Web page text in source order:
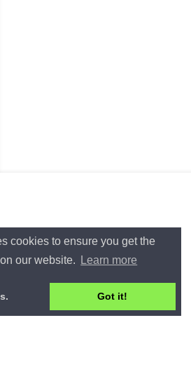
cookies to ensure you get the
our website.
Learn more
Got it!